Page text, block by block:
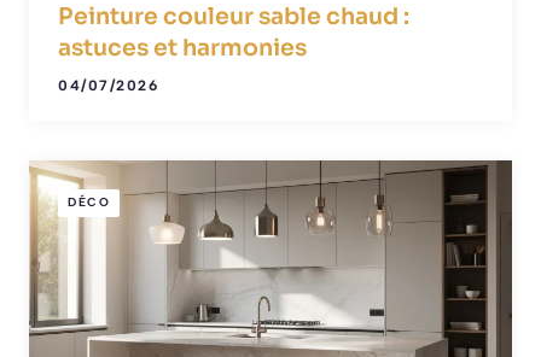
Peinture couleur sable chaud :
astuces et harmonies
04/07/2026
DÉCO